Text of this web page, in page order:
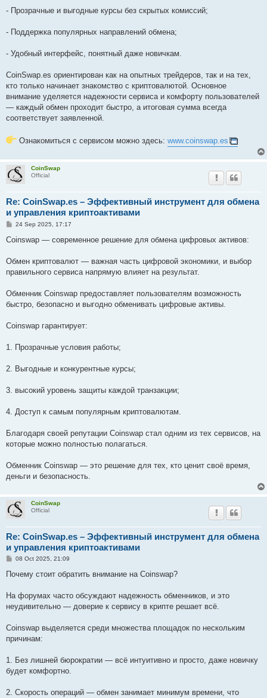
- Прозрачные и выгодные курсы без скрытых комиссий;
- Поддержка популярных направлений обмена;
- Удобный интерфейс, понятный даже новичкам.
CoinSwap.es ориентирован как на опытных трейдеров, так и на тех,
кто только начинает знакомство с криптовалютой. Основное
внимание уделяется надежности сервиса и комфорту пользователей
— каждый обмен проходит быстро, а итоговая сумма всегда
соответствует заявленной.
Ознакомиться с сервисом можно здесь: www.coinswap.es
CoinSwap
Official
Re: CoinSwap.es – Эффективный инструмент для обмена
и управления криптоактивами
P
s
24 Sep 2025, 17:17
Coinswap — современное решение для обмена цифровых активов:
Обмен криптовалют — важная часть цифровой экономики, и выбор
правильного сервиса напрямую влияет на результат.
Обменник Coinswap предоставляет пользователям возможность
быстро, безопасно и выгодно обменивать цифровые активы.
Coinswap гарантирует:
1. Прозрачные условия работы;
2. Выгодные и конкурентные курсы;
3. высокий уровень защиты каждой транзакции;
4. Доступ к самым популярным криптовалютам.
Благодаря своей репутации Coinswap стал одним из тех сервисов, на
которые можно полностью полагаться.
Обменник Coinswap — это решение для тех, кто ценит своё время,
деньги и безопасность.
CoinSwap
Official
Re: CoinSwap.es – Эффективный инструмент для обмена
и управления криптоактивами
P
s
08 Oct 2025, 21:09
Почему стоит обратить внимание на Coinswap?
На форумах часто обсуждают надежность обменников, и это
неудивительно — доверие к сервису в крипте решает всё.
Coinswap выделяется среди множества площадок по нескольким
причинам:
1. Без лишней бюрократии — всё интуитивно и просто, даже новичку
будет комфортно.
2. Скорость операций — обмен занимает минимум времени, что